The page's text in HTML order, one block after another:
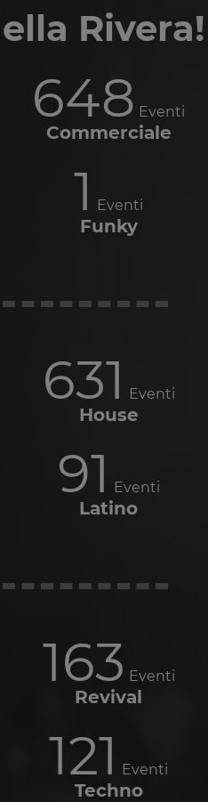
Rivera!
648 Eventi
Commerciale
1 Eventi
Funky
631 Eventi
House
91 Eventi
Latino
163 Eventi
Revival
121 Eventi
Techno